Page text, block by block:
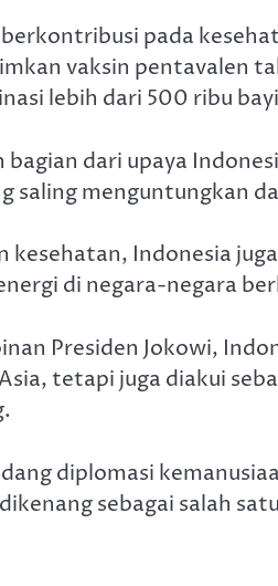
pada
vaksin pentavalen
lebih dari 500 ribu
dari upaya
saling menguntungkan
kesehatan, Indonesia
di negara-negara
Presiden Jokowi,
tetapi juga diakui
diplomasi
sebagai salah